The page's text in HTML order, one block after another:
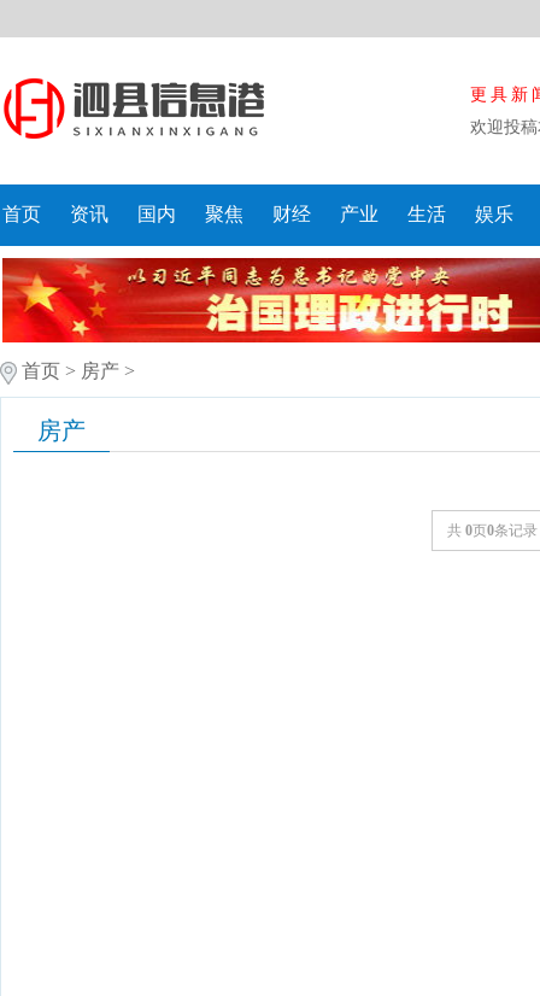
更具新
欢迎投
首页 资讯 国内 聚焦 财经 产业 生活 娱乐
首页 > 房产 >
房产
共 0页0条记录